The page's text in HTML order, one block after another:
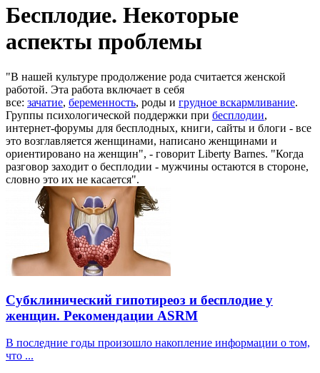
Бесплодие. Некоторые
аспекты проблемы
"В нашей культуре продолжение рода считается женской
работой. Эта работа включает в себя
все: зачатие, беременность, роды и грудное вскармливание.
Группы психологической поддержки при бесплодии,
интернет-форумы для бесплодных, книги, сайты и блоги - все
это возглавляется женщинами, написано женщинами и
ориентировано на женщин", - говорит Liberty Barnes. "Когда
разговор заходит о бесплодии - мужчины остаются в стороне,
словно это их не касается".
Субклинический гипотиреоз и бесплодие у
женщин. Рекомендации ASRM
В последние годы произошло накопление информации о том,
что ...